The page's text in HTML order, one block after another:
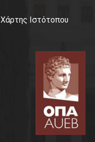
Χάρτης Ιστότοπου